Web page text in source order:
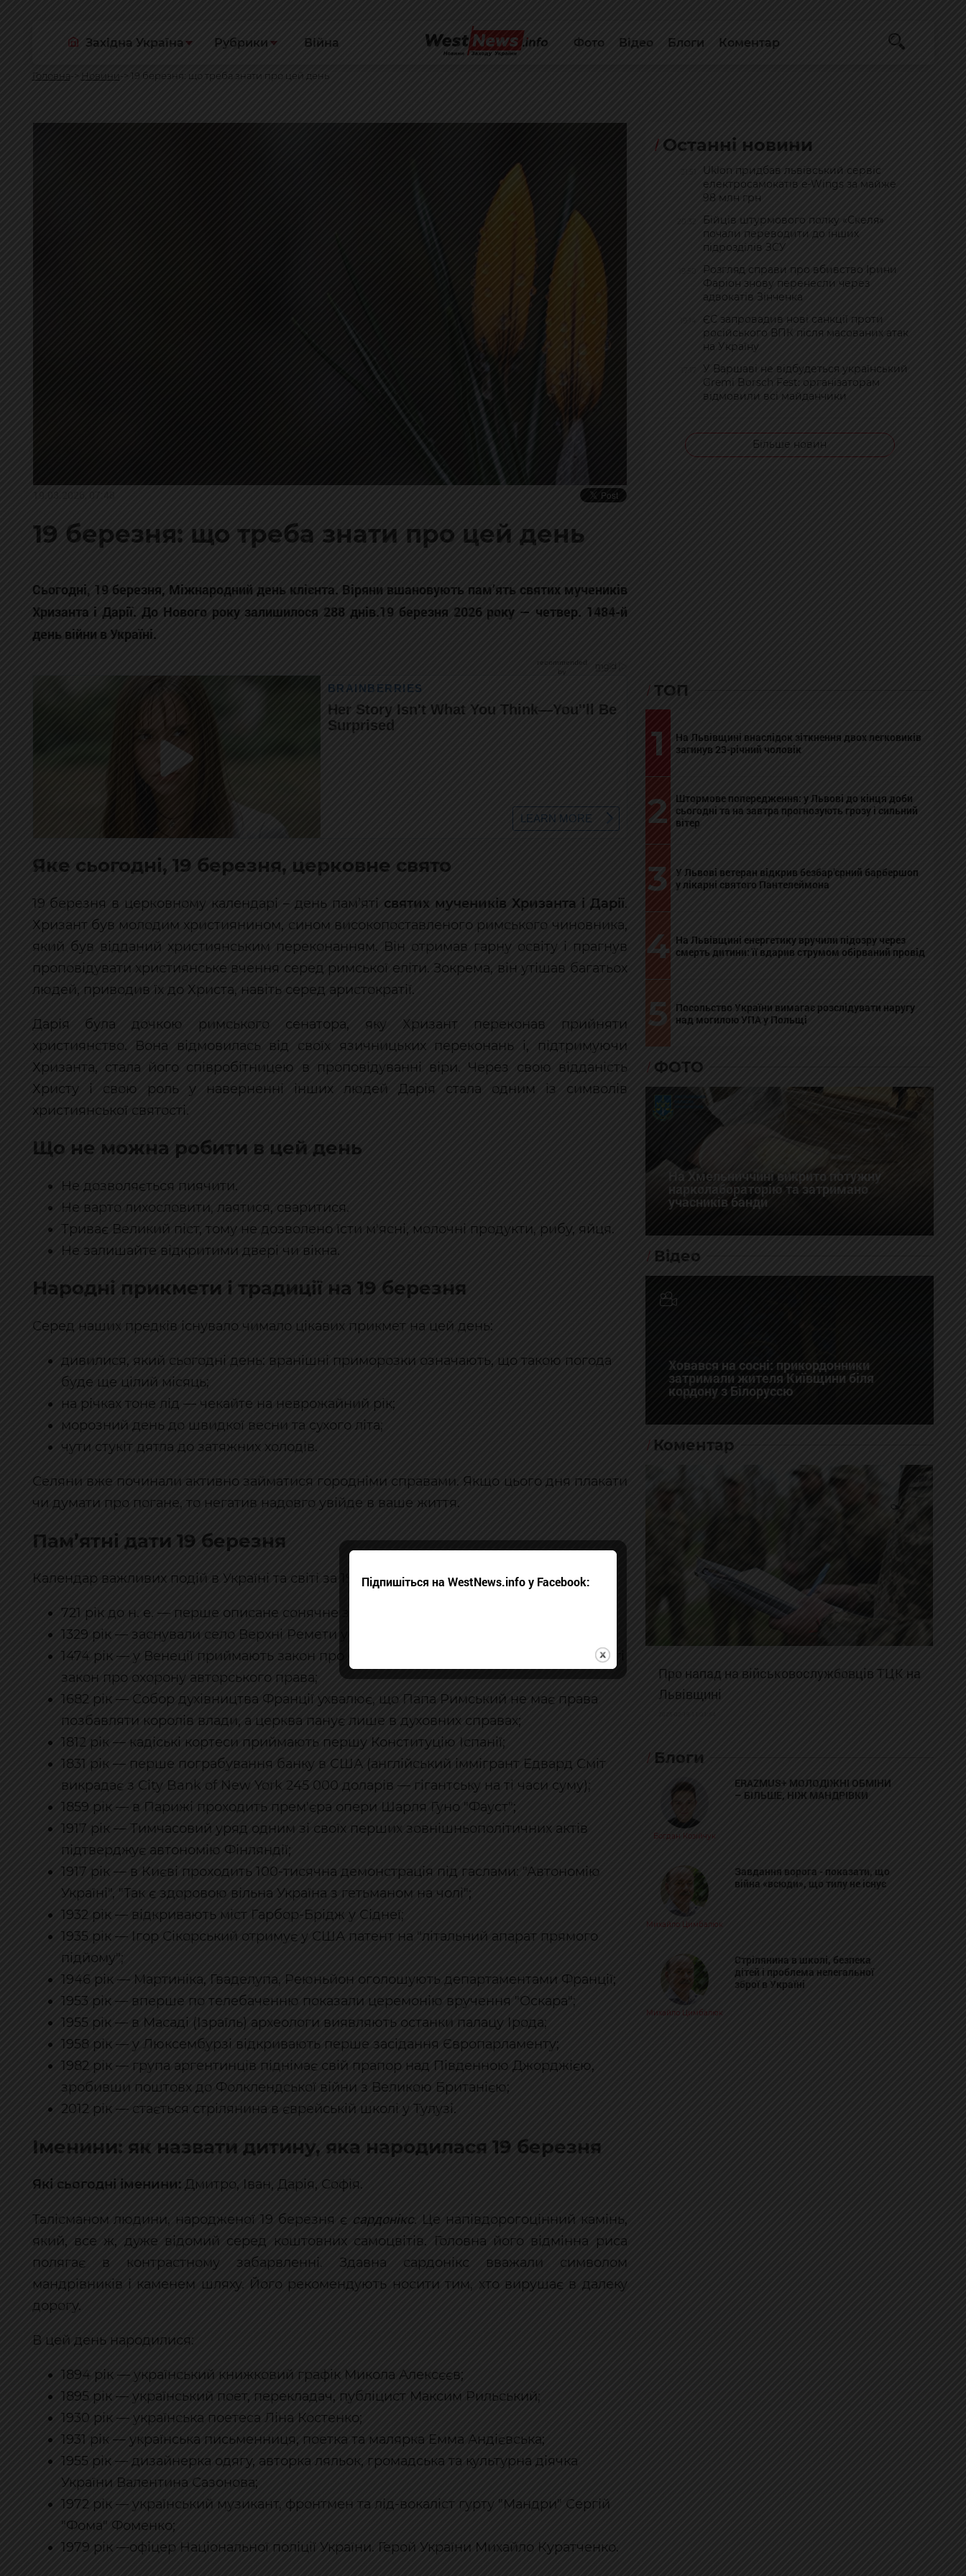
Західна Україна Рубрики Війна Фото Відео Блоги Коментар
Головна Новини 19 березня: що треба знати про цей день
19 березня: що треба знати про цей день
Сьогодні, 19 березня, Міжнародний день клієнта. Віряни вшановують пам’ять святих мучеників
Хризанта і Дарії. До Нового року залишилося 288 днів.19 березня 2026 року — четвер. 1484-й
день війни в Україні.
Яке сьогодні, 19 березня, церковне свято
19 березня в церковному календарі – день пам’яті святих мучеників Хризанта і Дарії.
Хризант був молодим християнином, сином високопоставленого римського чиновника,
який був відданий християнським переконанням. Він отримав гарну освіту і прагнув
проповідувати християнське вчення серед римської еліти. Зокрема, він утішав багатьох
людей, приводив їх до Христа, навіть серед аристократії.
Дарія була дочкою римського сенатора, яку Хризант переконав прийняти
християнство. Вона відмовилась від своїх язичницьких переконань і, підтримуючи
Хризанта, стала його співробітницею в проповідуванні віри. Через свою відданість
Христу і свою роль у наверненні інших людей Дарія стала одним із символів
християнської святості.
Що не можна робити в цей день
Не дозволяється пиячити.
Не варто лихословити, лаятися, сваритися.
Триває Великий піст, тому не дозволено їсти м'ясні, молочні продукти, рибу, яйця.
Не залишайте відкритими двері чи вікна.
Народні прикмети і традиції на 19 березня
Серед наших предків існувало чимало цікавих прикмет на цей день:
дивилися, який сьогодні день: вранішні приморозки означають, що такою погода
буде ще цілий місяць;
на річках тоне лід — чекайте на неврожайний рік;
морозний день до швидкої весни та сухого літа;
чути стукіт дятла до затяжних холодів.
Селяни вже починали активно займатися городніми справами. Якщо цього дня плакати
чи думати про погане, то негатив надовго увійде в ваше життя.
Пам’ятні дати 19 березня
Календар важливих подій в Україні та світі за 19 березня:
721 рік до н. е. — перше описане сонячне затемнення побачили з Вавилона;
1329 рік — заснували село Верхні Ремети у Закарпатській області;
1474 рік — у Венеції приймають закон про охорону винаходів, це був перший у світі
закон про охорону авторського права;
1682 рік — Собор духівництва Франції ухвалює, що Папа Римський не має права
позбавляти королів влади, а церква панує лише в духовних справах;
1812 рік — кадіські кортеси приймають першу Конституцію Іспанії;
1831 рік — перше пограбування банку в США (англійський іммігрант Едвард Сміт
викрадає з City Bank of New York 245 000 доларів — гігантську на ті часи суму);
1859 рік — в Парижі проходить прем'єра опери Шарля Гуно "Фауст";
1917 рік — Тимчасовий уряд одним зі своїх перших зовнішньополітичних актів
підтверджує автономію Фінляндії;
1917 рік — в Києві проходить 100-тисячна демонстрація під гаслами: "Автономію
Україні", "Так є здоровою вільна Україна з гетьманом на чолі";
1932 рік — відкривають міст Гарбор-Брідж у Сіднеї;
1935 рік — Ігор Сікорський отримує у США патент на "літальний апарат прямого
підйому";
1946 рік — Мартиніка, Гваделупа, Реюньйон оголошують департаментами Франції;
1953 рік — вперше по телебаченню показали церемонію вручення "Оскара";
1955 рік — в Масаді (Ізраїль) археологи виявляють останки палацу Ірода;
1958 рік — у Люксембурзі відкривають перше засідання Європарламенту;
1982 рік — група аргентинців піднімає свій прапор над Південною Джорджією,
зробивши поштовх до Фолклендської війни з Великою Британією;
2012 рік — стається стрілянина в єврейській школі у Тулузі.
Іменини: як назвати дитину, яка народилася 19 березня
Які сьогодні іменини:Дмитро, Іван, Дарія, Софія.
Талісманом людини, народженої 19 березня є сардонікс. Це напівдорогоцінний камінь,
який, все ж, дуже відомий серед коштовних самоцвітів. Головна його відмінна риса
полягає в контрастному забарвленні. Здавна сардонікс вважали символом
мандрівників і каменем шляху. Його рекомендують носити тим, хто вирушає в далеку
дорогу.
В цей день народилися:
1894 рік — український книжковий графік Микола Алексєєв;
1895 рік — український поет, перекладач, публіцист Максим Рильський;
1930 рік — українська поетеса Ліна Костенко;
1931 рік — українська письменниця, поетка та малярка Емма Андієвська;
1955 рік — дизайнерка одягу, авторка ляльок, громадська та культурна діячка
України Валентина Сазонова;
1972 рік — український музикант, фронтмен та лід-вокаліст гурту "Мандри" Сергій
"Фома" Фоменко;
1979 рік —офіцер Національної поліції України. Герой України Михайло Куратченко.
Останні новини
Uklon придбав львівський сервіс
електросамокатів e-Wings за майже
98 млн грн
Бійців штурмового полку «Скеля»
почали переводити до інших
підрозділів ЗСУ
Розгляд справи про вбивство Ірини
Фаріон знову перенесли через
адвокатів Зінченка
ЄС запровадив нові санкції проти
російського ВПК після масованих атак
на Україну
У Варшаві не відбудеться український
Gremi Borsch Fest: організаторам
відмовили всі майданчики
Більше новин
ТОП
1
На Львівщині внаслідок зіткнення двох легковиків
загинув 23-річний чоловік
2
Штормове попередження: у Львові до кінця доби
сьогодні та на завтра прогнозують грозу і сильний
вітер
3
У Львові ветеран відкрив безбар’єрний барбершоп
у лікарні святого Пантелеймона
4 На Львівщині енергетику вручили підозру через
смерть дитини: її вдарив струмом обірваний провід
5
Посольство України вимагає розслідувати наругу
над могилою УПА у Польщі
ФОТО
На Хмельниччині викрито потужну
нарколабораторію та затримано
учасників банди
Відео
Ховався на сосні: прикордонники
затримали жителя Київщини біля
кордону з Білоруссю
Коментар
Про напад на військовослужбовців ТЦК на
Львівщині
Блоги
Богдан Козійчук
ERAZMUS+ МОЛОДІЖНІ ОБМІНИ
– БІЛЬШЕ, НІЖ МАНДРІВКИ
Михайло Цимбалюк
Завдання ворога - показати, що
війна «всюди», що тилу не існує
Михайло Цимбалюк
Стрілянина в школі, безпека
дітей і проблема нелегальної
зброї в Україні
Підпишіться на WestNews.info у Facebook: